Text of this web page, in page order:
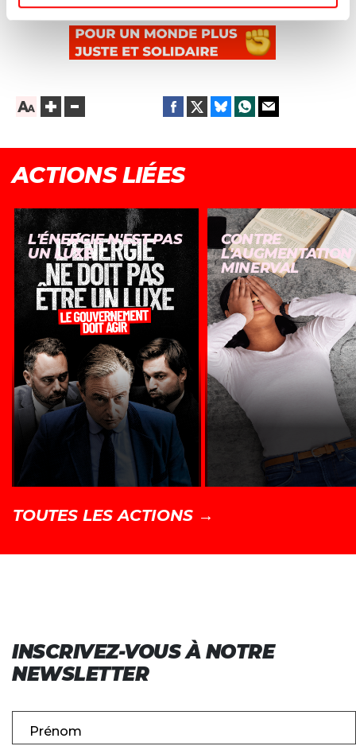
ACTIONS LIÉES
L'ÉNERGIE N'EST PAS
UN LUXE
CONTRE
L'AUGMENTATION
MINERVAL
TOUTES LES ACTIONS →
INSCRIVEZ-VOUS À NOTRE
NEWSLETTER
Prénom